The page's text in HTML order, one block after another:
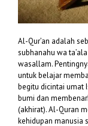
Al-Qur’an adalah
subhanahu wa
wasallam.
untuk belajar
begitu dicintai umat
bumi dan
(akhirat). Al-Quran
kehidupan manusia